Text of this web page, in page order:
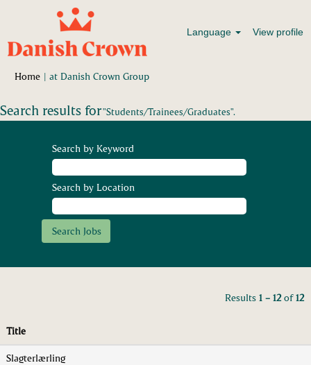
Language View profile
Home | at Danish Crown Group(current
Search results for"Students/Trainees/Graduates".
Search by Keyword
Search by Location
Results 1 – 12of12
Title
Slagterlærling